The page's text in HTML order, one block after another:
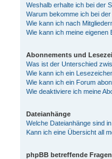
Weshalb erhalte ich bei der
Warum bekomme ich bei
Wie kann ich nach
Wie kann ich meine eigenen
Abonnements und
Was ist der Unterschied
Wie kann ich ein
Wie kann ich ein Forum
Wie deaktiviere ich meine
Dateianhänge
Welche Dateianhänge sind
Kann ich eine Übersicht all
phpBB betreffende Fragen